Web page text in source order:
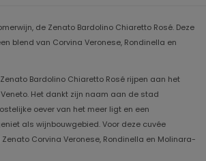
de Zenato Bardolino Chiaretto Rosé. Deze
blend van Corvina Veronese, Rondinella en
Bardolino Chiaretto Rosé rijpen aan het
Het dankt zijn naam aan de stad
oever van het meer ligt en een
als wijnbouwgebied. Voor deze cuvée
Corvina Veronese, Rondinella en Molinara-